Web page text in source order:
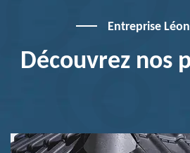
Entreprise
Découvrez nos